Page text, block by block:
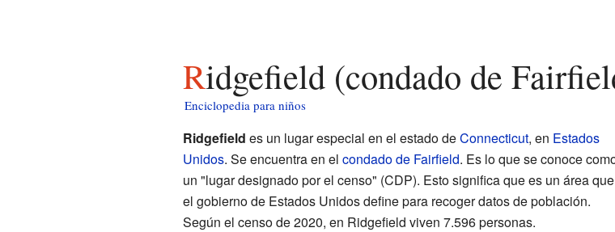
Ridgefield (condado de
Enciclopedia para niños
Ridgefield es un lugar especial en el estado deConnecticut, en Estados
Unidos. Se encuentra en el condado de Fairfield. Es lo que se conoce
un "lugar designado por el censo" (CDP). Esto significa que es un área que
el gobierno de Estados Unidos define para recoger datos de población.
Según el censo de 2020, en Ridgefield viven 7.596 personas.